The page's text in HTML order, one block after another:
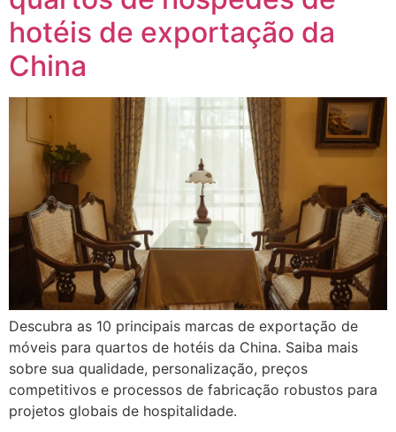
hotéis de exportação da
China
Descubra as 10 principais marcas de exportação de
móveis para quartos de hotéis da China. Saiba mais
sobre sua qualidade, personalização, preços
competitivos e processos de fabricação robustos para
projetos globais de hospitalidade.